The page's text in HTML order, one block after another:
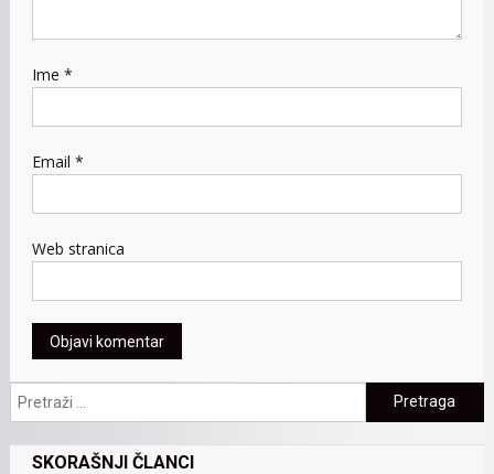
Ime *
Email *
Web stranica
Pretraga:
SKORAŠNJI ČLANCI